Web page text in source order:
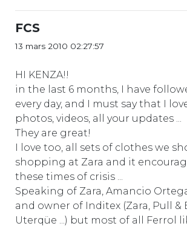
FCS
13 mars 2010 02:27:57
HI KENZA!!
in the last 6 months, I have
every day, and I must say that I
photos, videos, all your updates ...
They are great!
I love too, all sets of clothes we
shopping at Zara and it
these times of crisis ...
Speaking of Zara, Amancio
and owner of Inditex (Zara, Pull &
Uterqüe ...) but most of all Ferrol